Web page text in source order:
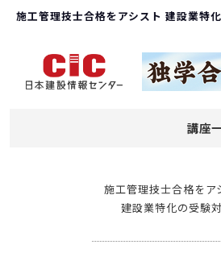
講座
施工管理技士合格をアシスト 建設業特
施工管理技士合格をア
建設業特化の受験